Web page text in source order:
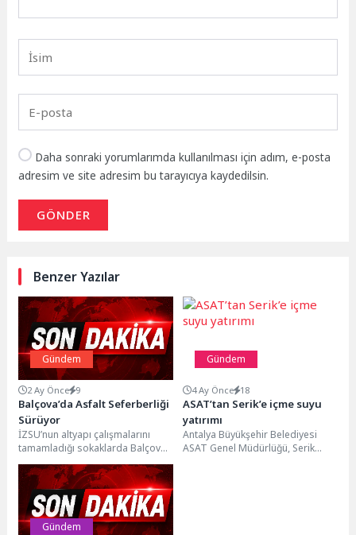
Daha sonraki yorumlarımda kullanılması için adım, e-posta
adresim ve site adresim bu tarayıcıya kaydedilsin.
GÖNDER
Benzer Yazılar
Gündem
2 Ay Önce 9
Balçova’da Asfalt Seferberliği
Sürüyor
İZSU’nun altyapı çalışmalarını
tamamladığı sokaklarda Balçova
Belediyesi asfalt, kaldırım ve
çevre düzenleme çalışmalarını
aralıksız sürdürüyor....
Gündem
4 Ay Önce 18
ASAT’tan Serik’e içme suyu
yatırımı
Antalya Büyükşehir Belediyesi
ASAT Genel Müdürlüğü, Serik
Gündem